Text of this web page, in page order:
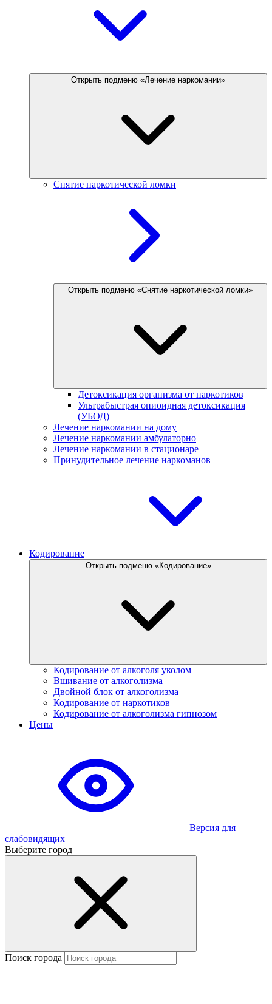
Открыть подменю «Лечение наркомании»
Снятие наркотической ломки
Открыть подменю «Снятие наркотической ломки»
Детоксикация организма от наркотиков
Ультрабыстрая опиоидная детоксикация
(УБОД)
Лечение наркомании на дому
Лечение наркомании амбулаторно
Лечение наркомании в стационаре
Принудительное лечение наркоманов
Кодирование
Открыть подменю «Кодирование»
Кодирование от алкоголя уколом
Вшивание от алкоголизма
Двойной блок от алкоголизма
Кодирование от наркотиков
Кодирование от алкоголизма гипнозом
Цены
Версия для
слабовидящих
Выберите город
Поиск города